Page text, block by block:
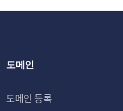
도메인
도메인 등록